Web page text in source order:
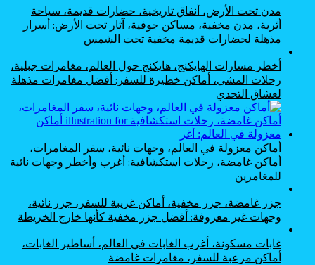
مدن تحت الأرض، أنفاق تاريخية، حضارات قديمة، سياحة
أثرية، مدن مخفية، مساكن جوفية، آثار تحت الأرض: أسرار
مذهلة لحضارات قديمة مخفية تحت الشمس
أخطر مسارات الهايكنج، هايكنج حول العالم، مغامرات جبلية،
رحلات المشي، أماكن خطيرة للسفر: أفضل مغامرات مذهلة
لعشاق التحدي
أماكن معزولة في العالم، وجهات نائية، سفر المغامرات،
أماكن غامضة، رحلات استكشافية: أغرب وأخطر وجهات نائية
للمغامرين
جزر غامضة، جزر مخفية، أماكن غريبة للسفر، جزر نائية،
وجهات غير معروفة: أفضل جزر مخفية كأنها خارج الخريطة
غابات مسكونة، أغرب الغابات في العالم، أساطير الغابات،
أماكن مرعبة للسفر، مغامرات غامضة